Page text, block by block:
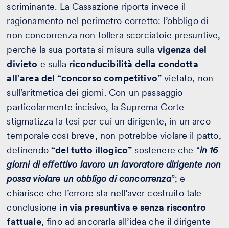
scriminante. La Cassazione riporta invece il
ragionamento nel perimetro corretto: l’obbligo di
non concorrenza non tollera scorciatoie presuntive,
perché la sua portata si misura sulla vigenza del
divieto e sulla riconducibilità della condotta
all’area del “concorso competitivo” vietato, non
sull’aritmetica dei giorni. Con un passaggio
particolarmente incisivo, la Suprema Corte
stigmatizza la tesi per cui un dirigente, in un arco
temporale così breve, non potrebbe violare il patto,
definendo“del tutto illogico” sostenere che “in 16
giorni di effettivo lavoro un lavoratore dirigente non
possa violare un obbligo di concorrenza”; e
chiarisce che l’errore sta nell’aver costruito tale
conclusione in via presuntiva e senza riscontro
fattuale, fino ad ancorarla all’idea che il dirigente